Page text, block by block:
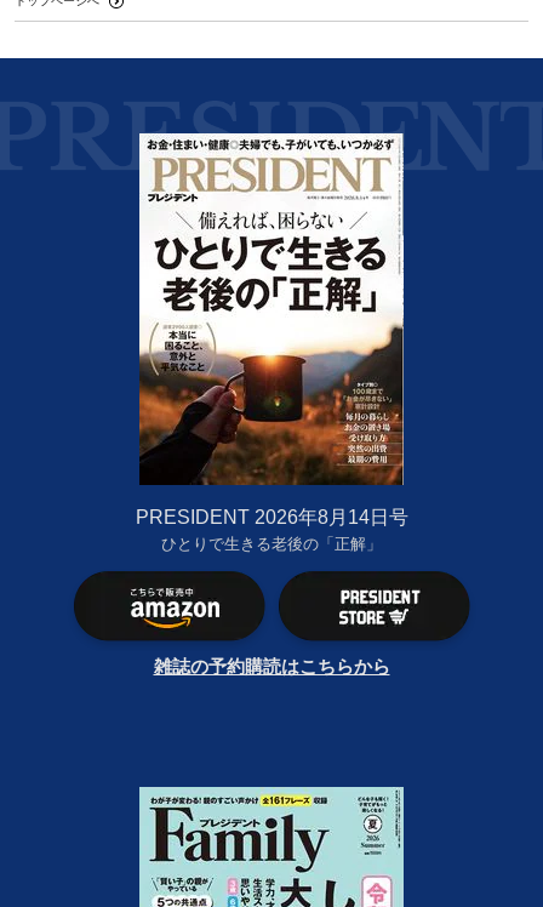
PRESIDENT 2026年8月14日号
ひとりで生きる老後の「正解」
雑誌の予約購読はこちらから